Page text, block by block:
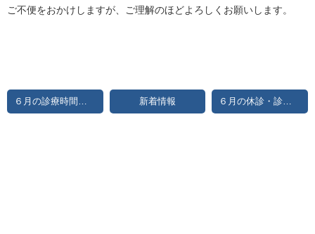
ご不便をおかけしますが、ご理解のほどよろしくお願いします。
６月の診療時間変更のお知らせ 新着情報 ６月の休診・診療時間変更のお知らせ